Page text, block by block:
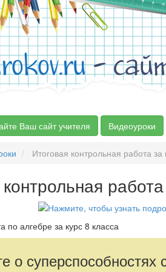
-
Ваш сайт учителя Видеоуроки
Итоговая контрольная работа за
по алгебре за курс 8 класса
о суперспособностях